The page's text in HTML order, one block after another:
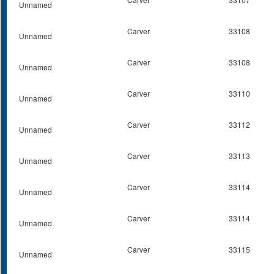
Unnamed
Unnamed Carver 33108
Unnamed Carver 33108
Unnamed Carver 33110
Unnamed Carver 33112
Unnamed Carver 33113
Unnamed Carver 33114
Unnamed Carver 33114
Unnamed Carver 33115